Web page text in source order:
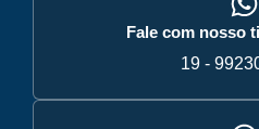
Fale com nosso
19 -